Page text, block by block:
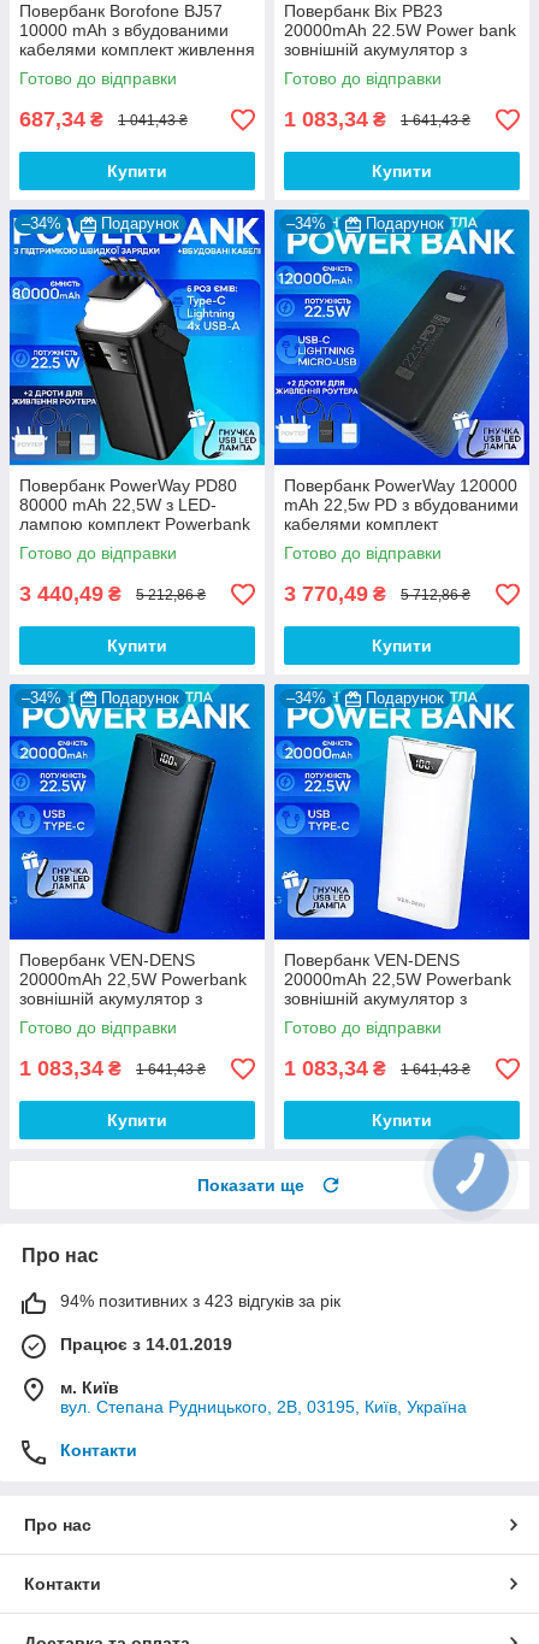
Повербанк Borofone BJ57
10000 mAh з вбудованими
кабелями комплект живлення
Powerbank + 2 шт юсб дротів
для вай фай роутера 9V/12V
Готово до відправки
687,34 ₴ 1 041,43 ₴
Купити
Повербанк Bix PB23
20000mAh 22.5W Power bank
зовнішній акумулятор з
швидкою зарядкою для
телефону планшета
кільцевої лампи - Білий
Готово до відправки
1 083,34 ₴ 1 641,43 ₴
Купити
–34% Подарунок
Повербанк PowerWay PD80
80000 mAh 22,5W з LED-
лампою комплект Powerbank
+ 2 шт юсб шнура для вай
фай роутера на 5-9/12V
Готово до відправки
3 440,49 ₴ 5 212,86 ₴
Купити
–34% Подарунок
Повербанк PowerWay 120000
mAh 22,5w PD з вбудованими
кабелями комплект
Powerbank + 2 шт юсб шнура
для вай фай роутера на 5-
9/12V
Готово до відправки
3 770,49 ₴ 5 712,86 ₴
Купити
–34% Подарунок
Повербанк VEN-DENS
20000mAh 22,5W Powerbank
зовнішній акумулятор з
швидкою зарядкою для
телефону планшета кільцевоі
лампа - Чорний
Готово до відправки
1 083,34 ₴ 1 641,43 ₴
Купити
–34% Подарунок
Повербанк VEN-DENS
20000mAh 22,5W Powerbank
зовнішній акумулятор з
швидкою зарядкою для
телефону планшета кільцевоі
лампа - Білий
Готово до відправки
1 083,34 ₴ 1 641,43 ₴
Купити
Показати ще
Про нас
94% позитивних з 423 відгуків за рік
Працює з 14.01.2019
м. Київ
вул. Степана Рудницького, 2В, 03195, Київ, Україна
Контакти
Про нас
Контакти